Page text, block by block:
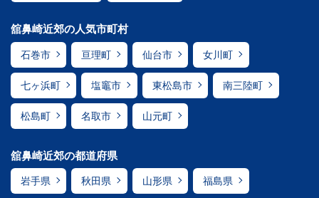
舘鼻崎近郊の人気市町村
石巻市 亘理町 仙台市 女川町
七ヶ浜町 塩竈市 東松島市 南三陸町
松島町 名取市 山元町
舘鼻崎近郊の都道府県
岩手県 秋田県 山形県 福島県